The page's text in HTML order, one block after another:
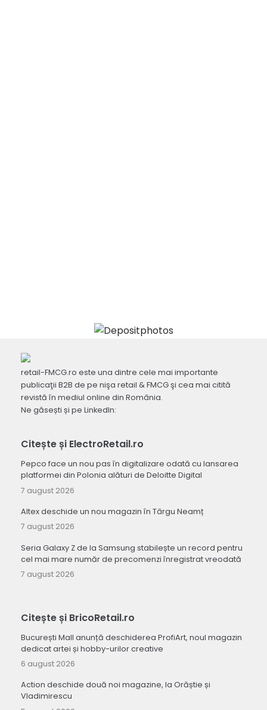
retail-FMCG.ro este una dintre cele mai importante
publicaţii B2B de pe nişa retail & FMCG şi cea mai citită
revistă în mediul online din România.
Ne găsești și pe LinkedIn:
Citește și ElectroRetail.ro
Pepco face un nou pas în digitalizare odată cu lansarea
platformei din Polonia alături de Deloitte Digital
7 august 2026
Altex deschide un nou magazin în Târgu Neamț
7 august 2026
Seria Galaxy Z de la Samsung stabilește un record pentru
cel mai mare număr de precomenzi înregistrat vreodată
7 august 2026
Citește și BricoRetail.ro
București Mall anunță deschiderea ProfiArt, noul magazin
dedicat artei și hobby-urilor creative
6 august 2026
Action deschide două noi magazine, la Orăștie și
Vladimirescu